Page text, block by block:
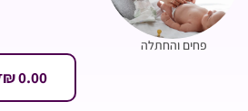
פחים והחתלה
₪0.00